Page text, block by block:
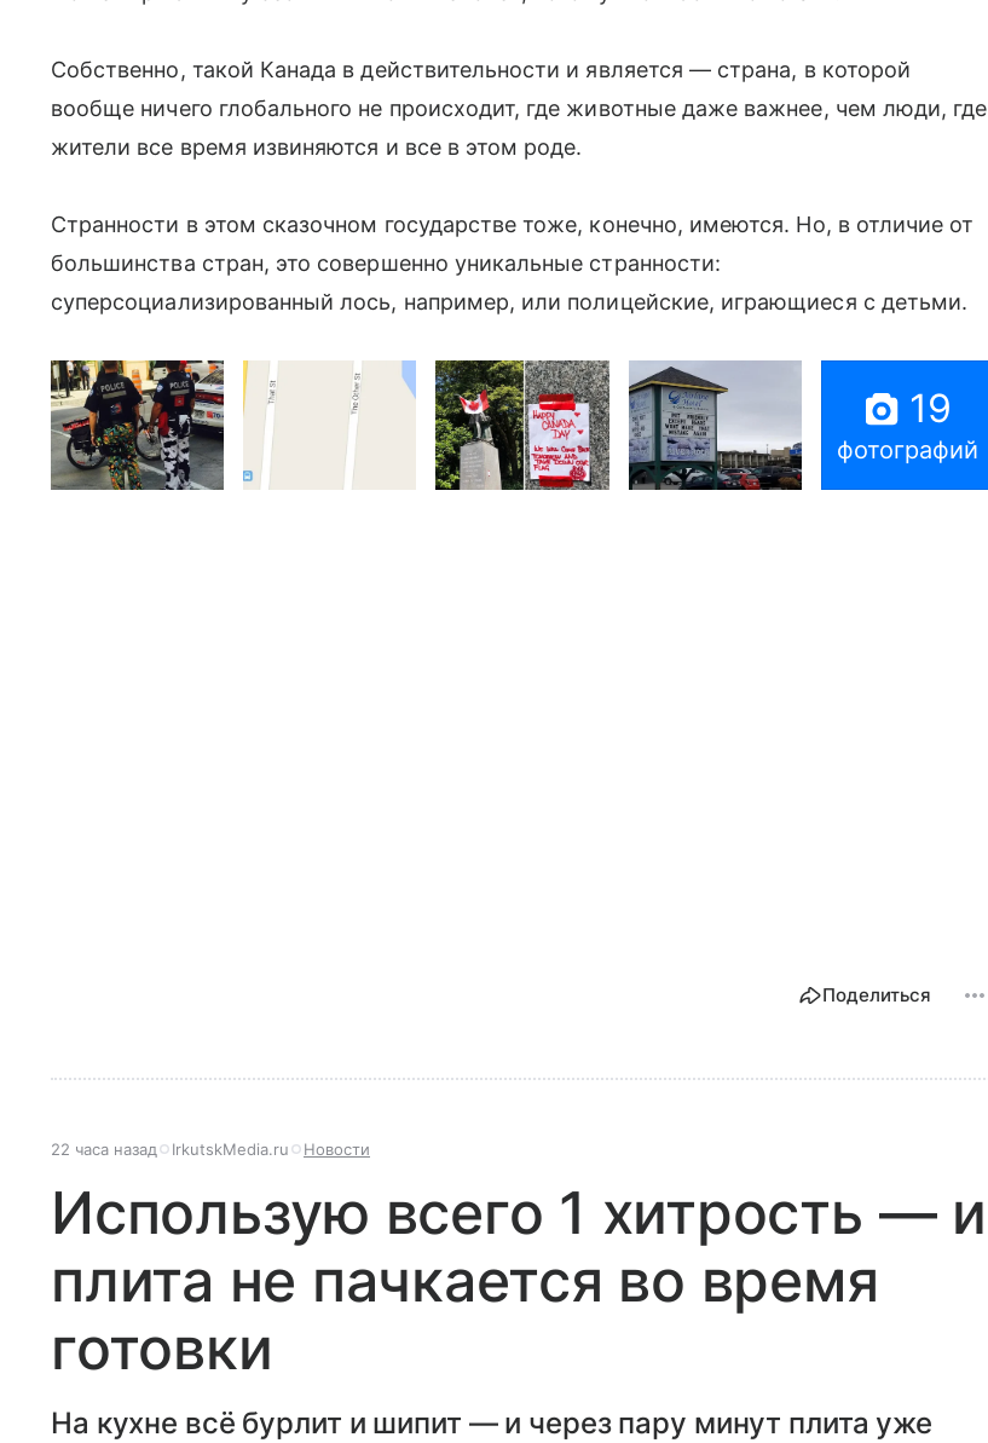
Собственно, такой Канада в действительности и является — страна, в которой
вообще ничего глобального не происходит, где животные даже важнее, чем люди, где
жители все время извиняются и все в этом роде.
Странности в этом сказочном государстве тоже, конечно, имеются. Но, в отличие от
большинства стран, это совершенно уникальные странности:
суперсоциализированный лось, например, или полицейские, играющиеся с детьми.
19
фотографий
Поделиться
22 часа назад IrkutskMedia.ru Новости
Использую всего 1 хитрость — и
плита не пачкается во время
готовки
На кухне всё бурлит и шипит — и через пару минут плита уже